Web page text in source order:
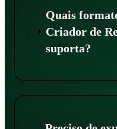
Quais
Criador de
suporta?